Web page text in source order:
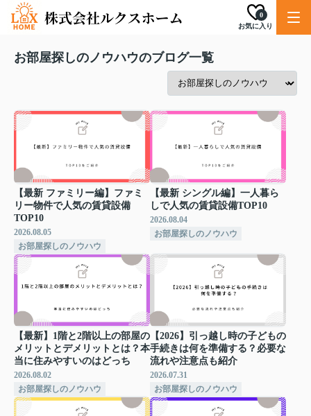
お気に入り
0
お部屋探しのノウハウのブログ一覧
【最新 ファミリー編】ファミ
リー物件で人気の賃貸設備
TOP10
2026.08.05
お部屋探しのノウハウ
【最新 シングル編】一人暮ら
しで人気の賃貸設備TOP10
2026.08.04
お部屋探しのノウハウ
【最新】1階と2階以上の部屋の
メリットとデメリットとは？本
当に住みやすいのはどっち
2026.08.02
お部屋探しのノウハウ
【2026】引っ越し時の子どもの
手続きは何を準備する？必要な
流れや注意点も紹介
2026.07.31
お部屋探しのノウハウ